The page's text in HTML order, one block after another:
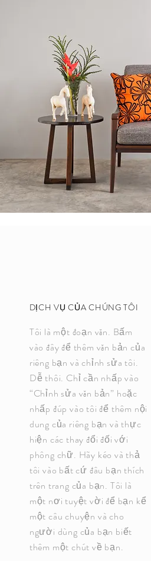
DỊCH VỤ CỦA CHÚNG TÔI
Tôi là một đoạn văn. Bấm
vào đây để thêm văn bản của
riêng bạn và chỉnh sửa tôi.
Dễ thôi. Chỉ cần nhấp vào
“Chỉnh sửa văn bản” hoặc
nhấp đúp vào tôi để thêm nội
dung của riêng bạn và thực
hiện các thay đổi đối với
phông chữ. Hãy kéo và thả
tôi vào bất cứ đâu bạn thích
trên trang của bạn. Tôi là
một nơi tuyệt vời để bạn kể
một câu chuyện và cho
người dùng của bạn biết
thêm một chút về bạn.